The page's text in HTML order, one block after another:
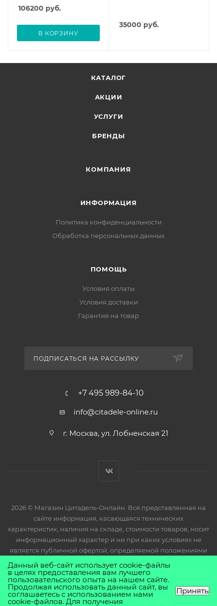
106200 руб.
В КОРЗИНУ
35000 руб.
КАТАЛОГ
АКЦИИ
УСЛУГИ
БРЕНДЫ
КОМПАНИЯ
ИНФОРМАЦИЯ
Политика конфиденциальности
Обработка персональных данных
ПОМОЩЬ
Условия оплаты
Условия доставки
Гарантия на товар
ПОДПИСАТЬСЯ НА РАССЫЛКУ
+7 495 989-84-10
info@citadele-online.ru
г. Москва, ул. Лобненская 21
2026 © Магазин Цитадель-Онлайн. Вся представленная на
сайте информация, касающаяся технических
характеристик, наличия на складе, стоимости товаров, носит
информационный характер и ни при каких условиях не
является публичной офертой, определяемой положениями
Статьи 437(2) Гражданского кодекса РФ.
Данный веб-сайт использует cookie-файлы
в целях предоставления вам лучшего
пользовательского опыта на нашем сайте.
Продолжая использовать данный сайт, вы
соглашаетесь с использованием нами
cookie-файлов. Для получения
Принять